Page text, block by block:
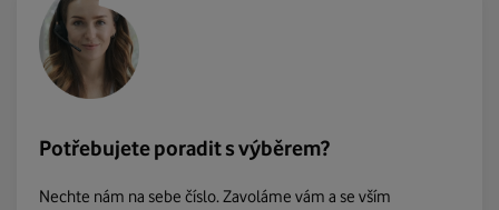
Potřebujete poradit s výběrem?
Nechte nám na sebe číslo. Zavoláme vám a se vším